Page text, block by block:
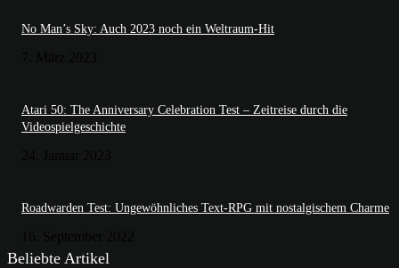
No Man’s Sky: Auch 2023 noch ein Weltraum-Hit
Atari 50: The Anniversary Celebration Test – Zeitreise durch die
Videospielgeschichte
Roadwarden Test: Ungewöhnliches Text-RPG mit nostalgischem Charme
Beliebte Artikel